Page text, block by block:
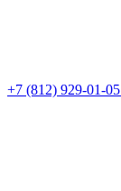
+7 (812) 929-01-05